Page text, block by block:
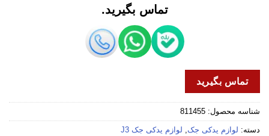
تماس بگیرید.
تماس بگیرید
شناسه محصول: 811455
دسته: لوازم یدکی جک, لوازم یدکی جک J3